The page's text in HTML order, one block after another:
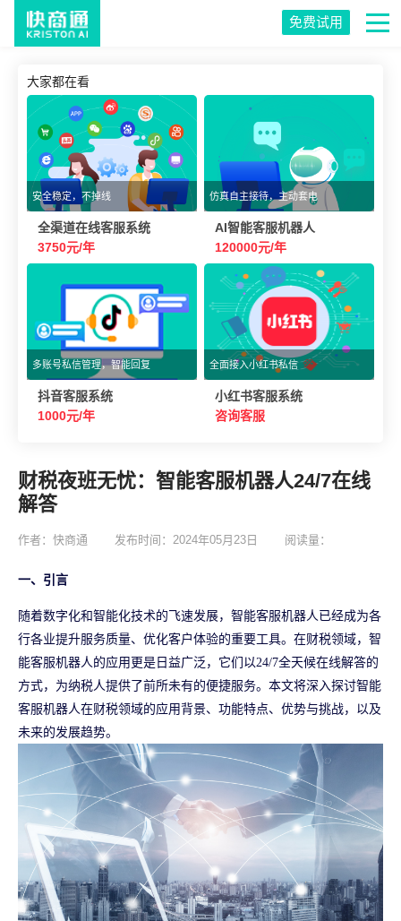
免费试用
大家都在看
安全稳定，不掉线
全渠道在线客服系统
3750元/年
仿真自主接待，主动套电
AI智能客服机器人
120000元/年
多账号私信管理，智能回复
抖音客服系统
1000元/年
全面接入小红书私信
小红书客服系统
咨询客服
财税夜班无忧：智能客服机器人24/7在线
解答
作者：快商通 发布时间：2024年05月23日 阅读量：
一、引言
随着数字化和智能化技术的飞速发展，智能客服机器人已经成为各
行各业提升服务质量、优化客户体验的重要工具。在财税领域，智
能客服机器人的应用更是日益广泛，它们以24/7全天候在线解答的
方式，为纳税人提供了前所未有的便捷服务。本文将深入探讨智能
客服机器人在财税领域的应用背景、功能特点、优势与挑战，以及
未来的发展趋势。